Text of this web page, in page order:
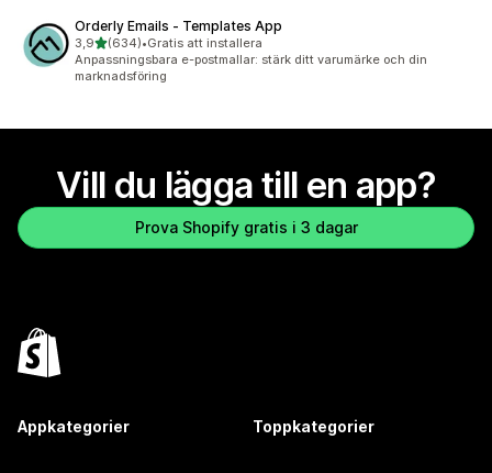
Orderly Emails ‑ Templates App
3,9av 5 stjärnor
(634)
634 recensioner totalt
•Gratis att installera
Anpassningsbara e-postmallar: stärk ditt varumärke och din
marknadsföring
Vill du lägga till en app?
Prova Shopify gratis i 3 dagar
Appkategorier Toppkategorier